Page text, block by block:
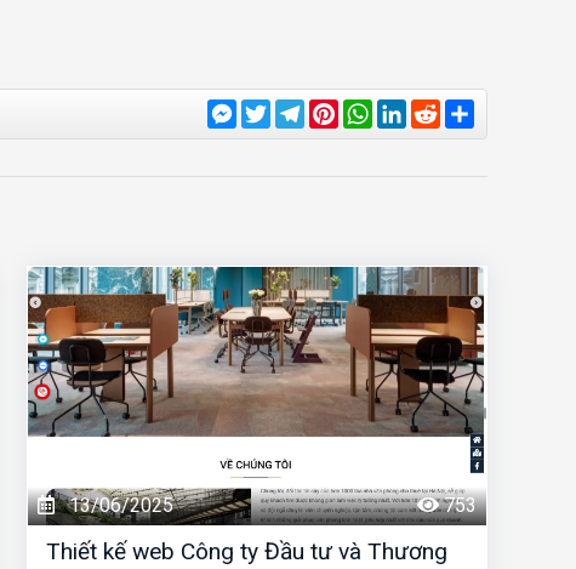
Messenger
TwitterTelegram
Pinterest
WhatsApp
LinkedIn
Reddit
13/06/2025 753
Thiết kế web Công ty Đầu tư và Thương